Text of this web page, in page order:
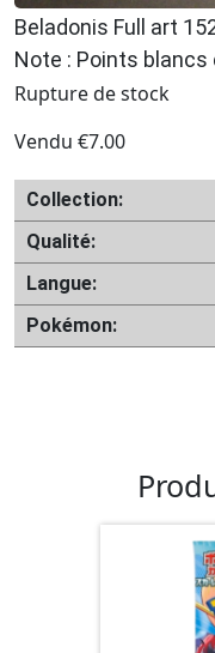
Beladonis Full art
Note : Points blancs
Rupture de stock
Vendu €7.00
Collection:
Qualité:
Langue:
Pokémon: